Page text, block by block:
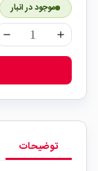
موجود در انبار
remove add
توضیحات